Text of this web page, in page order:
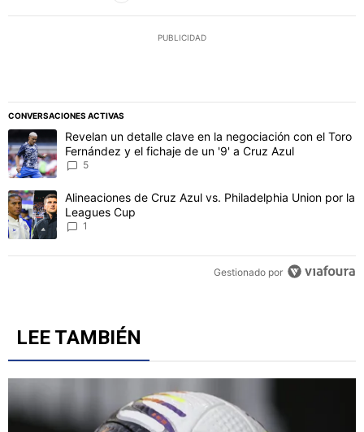
PUBLICIDAD
CONVERSACIONES ACTIVAS
Este listado muestra los artículos con más comentarios en los
Un artículo de tendencia con el título "Revelan un detalle clave
Revelan un detalle clave en la negociación con el Toro
Fernández y el fichaje de un '9' a Cruz Azul
5
Un artículo de tendencia con el título "Alineaciones de Cruz Azul
Alineaciones de Cruz Azul vs. Philadelphia Union por la
Leagues Cup
1
Gestionado por
LEE TAMBIÉN